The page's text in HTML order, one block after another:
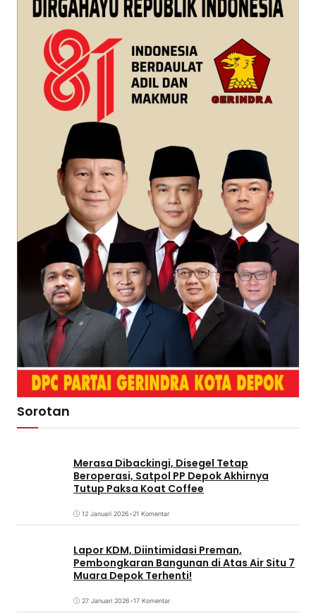
Sorotan
Merasa Dibackingi, Disegel Tetap
Beroperasi, Satpol PP Depok Akhirnya
Tutup Paksa Koat Coffee
12 Januari 2026•21 Komentar
Lapor KDM, Diintimidasi Preman,
Pembongkaran Bangunan di Atas Air Situ 7
Muara Depok Terhenti!
27 Januari 2026•17 Komentar